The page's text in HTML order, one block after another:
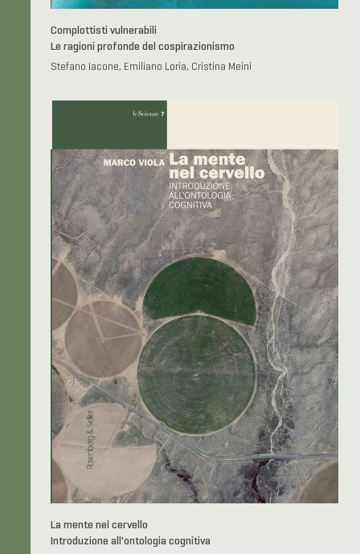
Complottisti vulnerabili
Le ragioni profonde del cospirazionismo
Stefano Iacone, Emiliano Loria, Cristina Meini
La mente nel cervello
Introduzione all'ontologia cognitiva